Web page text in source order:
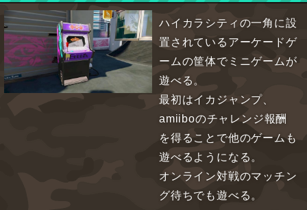
ハイカラシティの一角に設
置されているアーケードゲ
ームの筐体でミニゲームが
遊べる。
最初はイカジャンプ、
amiiboのチャレンジ報酬
を得ることで他のゲームも
遊べるようになる。
オンライン対戦のマッチン
グ待ちでも遊べる。